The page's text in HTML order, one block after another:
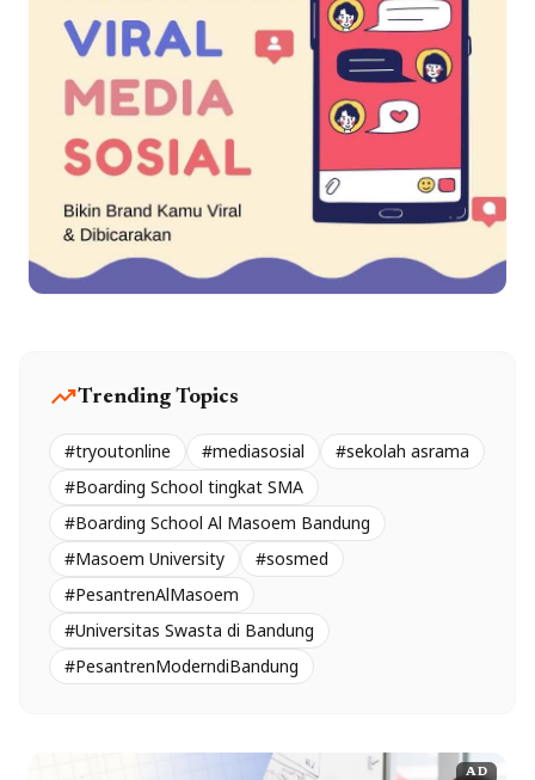
trending_upTrending Topics
#tryoutonline #mediasosial
#sekolah asrama
#Boarding School tingkat SMA
#Boarding School Al Masoem Bandung
#Masoem University
#sosmed
#PesantrenAlMasoem
#Universitas Swasta di Bandung
#PesantrenModerndiBandung
AD